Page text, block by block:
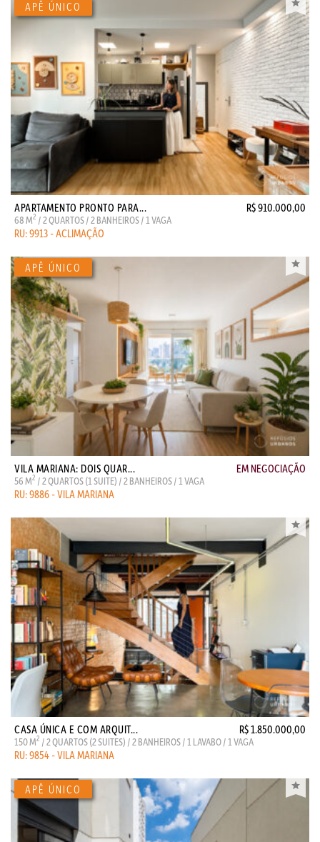
APARTAMENTO PRONTO PARA... R$ 910.000,00
68 M2 / 2 QUARTOS / 2 BANHEIROS / 1 VAGA
RU: 9913 - ACLIMAÇÃO
VILA MARIANA: DOIS QUAR... EM NEGOCIAÇÃO
56 M2 / 2 QUARTOS (1 SUITE) / 2 BANHEIROS / 1 VAGA
RU: 9886 - VILA MARIANA
CASA ÚNICA E COM ARQUIT... R$ 1.850.000,00
150 M2 / 2 QUARTOS (2 SUITES) / 2 BANHEIROS / 1 LAVABO / 1 VAGA
RU: 9854 - VILA MARIANA